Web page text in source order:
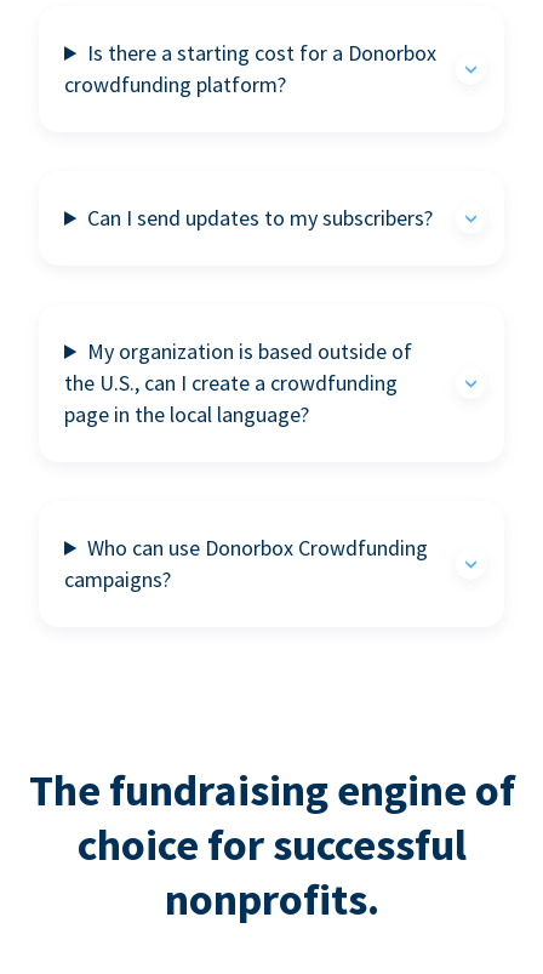
Is there a starting cost for a Donorbox
crowdfunding platform?
Can I send updates to my subscribers?
My organization is based outside of
the U.S., can I create a crowdfunding
page in the local language?
Who can use Donorbox Crowdfunding
campaigns?
The fundraising engine of
choice for successful
nonprofits.